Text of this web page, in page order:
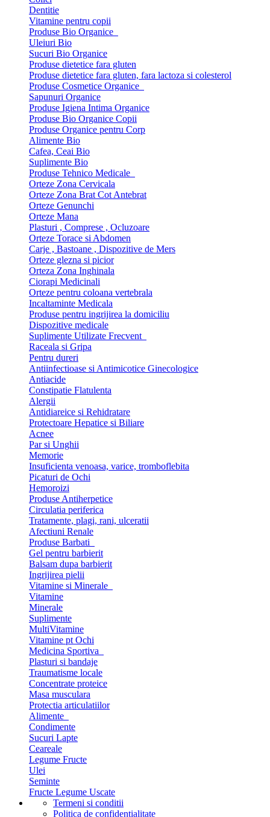
Dentitie
Vitamine pentru copii
Produse Bio Organice
Uleiuri Bio
Sucuri Bio Organice
Produse dietetice fara gluten
Produse dietetice fara gluten, fara lactoza si colesterol
Produse Cosmetice Organice
Sapunuri Organice
Produse Igiena Intima Organice
Produse Bio Organice Copii
Produse Organice pentru Corp
Alimente Bio
Cafea, Ceai Bio
Suplimente Bio
Produse Tehnico Medicale
Orteze Zona Cervicala
Orteze Zona Brat Cot Antebrat
Orteze Genunchi
Orteze Mana
Plasturi , Comprese , Ocluzoare
Orteze Torace si Abdomen
Carje , Bastoane , Dispozitive de Mers
Orteze glezna si picior
Orteza Zona Inghinala
Ciorapi Medicinali
Orteze pentru coloana vertebrala
Incaltaminte Medicala
Produse pentru ingrijirea la domiciliu
Dispozitive medicale
Suplimente Utilizate Frecvent
Raceala si Gripa
Pentru dureri
Antiinfectioase si Antimicotice Ginecologice
Antiacide
Constipatie Flatulenta
Alergii
Antidiareice si Rehidratare
Protectoare Hepatice si Biliare
Acnee
Par si Unghii
Memorie
Insuficienta venoasa, varice, tromboflebita
Picaturi de Ochi
Hemoroizi
Produse Antiherpetice
Circulatia periferica
Tratamente, plagi, rani, ulceratii
Afectiuni Renale
Produse Barbati
Gel pentru barbierit
Balsam dupa barbierit
Ingrijirea pielii
Vitamine si Minerale
Vitamine
Minerale
Suplimente
MultiVitamine
Vitamine pt Ochi
Medicina Sportiva
Plasturi si bandaje
Traumatisme locale
Concentrate proteice
Masa musculara
Protectia articulatiilor
Alimente
Condimente
Sucuri Lapte
Ceareale
Legume Fructe
Ulei
Seminte
Fructe Legume Uscate
Termeni si conditii
Politica de confidentialitate